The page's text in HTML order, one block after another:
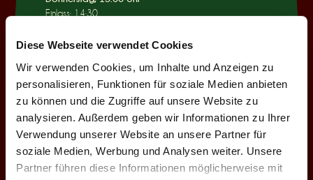
Diese Webseite verwendet Cookies
Wir verwenden Cookies, um Inhalte und Anzeigen zu
personalisieren, Funktionen für soziale Medien anbieten
zu können und die Zugriffe auf unsere Website zu
analysieren. Außerdem geben wir Informationen zu Ihrer
Verwendung unserer Website an unsere Partner für
soziale Medien, Werbung und Analysen weiter. Unsere
Partner führen diese Informationen möglicherweise mit
Einlass: 14:30
Wie war das mit
Pinocchio?
Auswählen
22.10.2026